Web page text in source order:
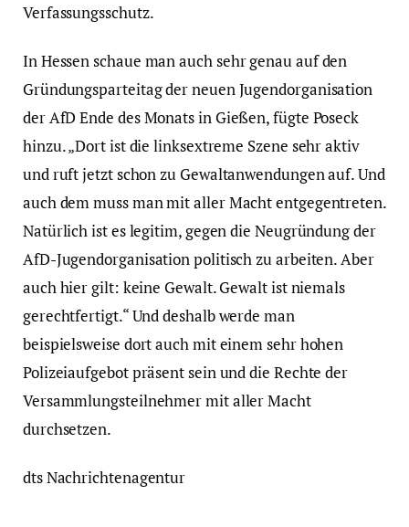
Verfassungsschutz.
In Hessen schaue man auch sehr genau auf den
Gründungsparteitag der neuen Jugendorganisation
der AfD Ende des Monats in Gießen, fügte Poseck
hinzu. „Dort ist die linksextreme Szene sehr aktiv
und ruft jetzt schon zu Gewaltanwendungen auf. Und
auch dem muss man mit aller Macht entgegentreten.
Natürlich ist es legitim, gegen die Neugründung der
AfD-Jugendorganisation politisch zu arbeiten. Aber
auch hier gilt: keine Gewalt. Gewalt ist niemals
gerechtfertigt.“ Und deshalb werde man
beispielsweise dort auch mit einem sehr hohen
Polizeiaufgebot präsent sein und die Rechte der
Versammlungsteilnehmer mit aller Macht
durchsetzen.
dts Nachrichtenagentur